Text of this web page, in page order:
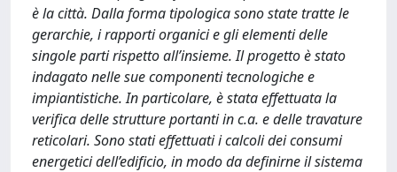
è la città. Dalla forma tipologica sono state tratte le
gerarchie, i rapporti organici e gli elementi delle
singole parti rispetto all’insieme. Il progetto è stato
indagato nelle sue componenti tecnologiche e
impiantistiche. In particolare, è stata effettuata la
verifica delle strutture portanti in c.a. e delle travature
reticolari. Sono stati effettuati i calcoli dei consumi
energetici dell’edificio, in modo da definirne il sistema